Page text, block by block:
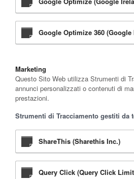
Google Optimize 360
Marketing
Questo Sito Web utilizza Strumenti di
annunci personalizzati o contenuti di
prestazioni.
Strumenti di Tracciamento gestiti da
ShareThis (Sharethis Inc.)
Query Click (Query Click